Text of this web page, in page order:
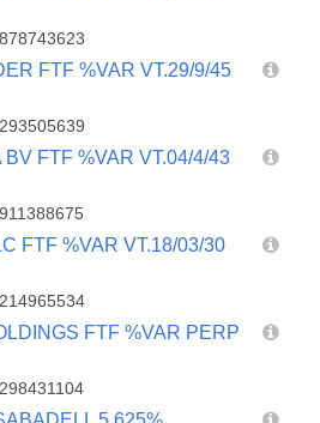
FTF %VAR VT.29/9/45
FTF %VAR VT.04/4/43
FTF %VAR VT.18/03/30
FTF %VAR PERP